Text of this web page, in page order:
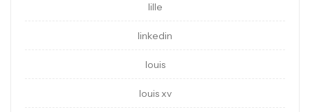
lille
linkedin
louis
louis xv